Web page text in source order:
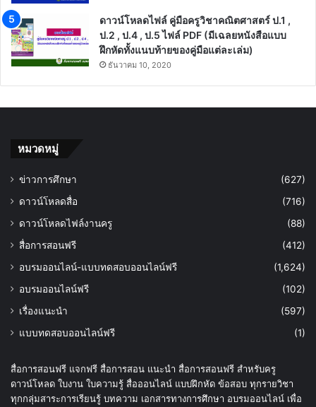
ดาวน์โหลดไฟล์ คู่มือครูวิชาคณิตศาสตร์ ป.1 ,
ป.2 , ป.4 , ป.5 ไฟล์ PDF (มีเฉลยหนังสือแบบ
ฝึกหัดทั้งแนบท้ายของคู่มือแต่ละเล่ม)
ธันวาคม 10, 2020
หมวดหมู่
ข่าวการศึกษา
(627)
ดาวน์โหลดสื่อ
(716)
ดาวน์โหลดไฟล์งานครู
(88)
สื่อการสอนฟรี
(412)
อบรมออนไลน์-แบบทดสอบออนไลน์ฟรี
(1,624)
อบรมออนไลน์ฟรี
(102)
เรื่องแนะนำ
(597)
แบบทดสอบออนไลน์ฟรี
(1)
สื่อการสอนฟรี แจกฟรี สื่อการสอน แนะนำ สื่อการสอนฟรี สำหรับครู
ดาวน์โหลด ใบงาน ใบความรู้ สื่อออนไลน์ แบบฝึกหัด ข้อสอบ ทุกรายวิชา
ทุกกลุ่มสาระการเรียนรู้ บทความ เอกสารทางการศึกษา อบรมออนไลน์ เพื่อ